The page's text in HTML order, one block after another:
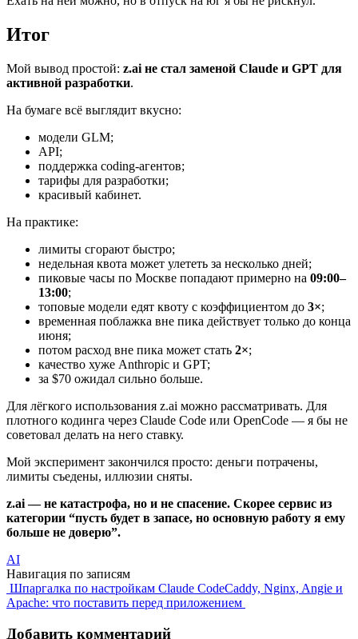
Итог
Мой вывод простой: z.ai не стал заменой Claude и GPT для
активной разработки.
На бумаге всё выглядит вкусно:
модели GLM;
API;
поддержка coding-агентов;
тарифы для разработки;
красивый кабинет.
На практике:
лимиты сгорают быстро;
недельная квота может улететь за несколько дней;
пиковые часы по Москве попадают примерно на 09:00–
13:00;
топовые модели едят квоту с коэффициентом до 3×;
временная поблажка вне пика действует только до конца
июня;
потом расход вне пика может стать 2×;
качество хуже Anthropic и GPT;
за $70 ожидал сильно больше.
Для лёгкого использования z.ai можно рассматривать. Для
плотного кодинга через Claude Code или OpenCode — я бы не
советовал делать на него ставку.
Мой эксперимент закончился просто: деньги потрачены,
лимиты съедены, иллюзии сняты.
z.ai — не катастрофа, но и не спасение. Скорее сервис из
категории “пусть будет в запасе, но основную работу я ему
больше не доверю”.
AI
Навигация по записям
Шпаргалка по настройкам Claude CodeCaddy, Nginx, Angie и
Apache: что поставить перед приложением
Добавить комментарий